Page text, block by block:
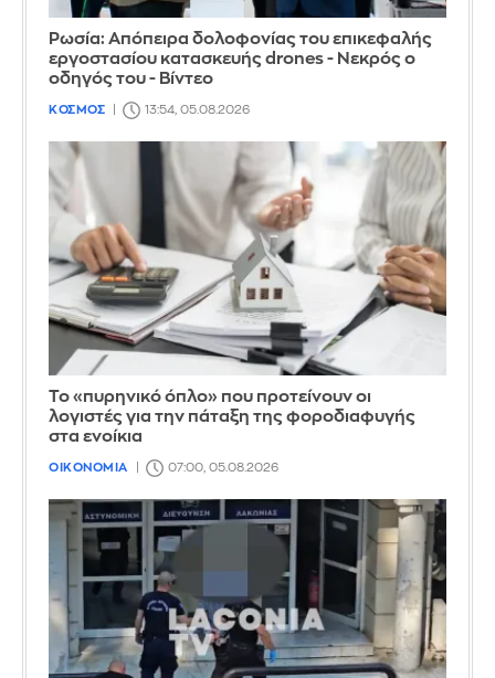
Ρωσία: Απόπειρα δολοφονίας του επικεφαλής
εργοστασίου κατασκευής drones - Νεκρός ο
οδηγός του - Βίντεο
ΚΟΣΜΟΣ 13:54, 05.08.2026
Το «πυρηνικό όπλο» που προτείνουν οι
λογιστές για την πάταξη της φοροδιαφυγής
στα ενοίκια
ΟΙΚΟΝΟΜΙΑ 07:00, 05.08.2026